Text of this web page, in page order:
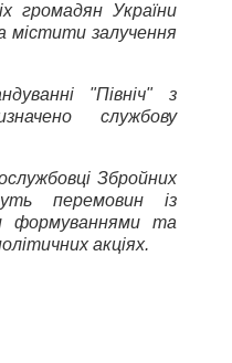
громадян України
містити залучення
"Північ" з
службову
Збройних
перемовин із
формуваннями та
акціях.